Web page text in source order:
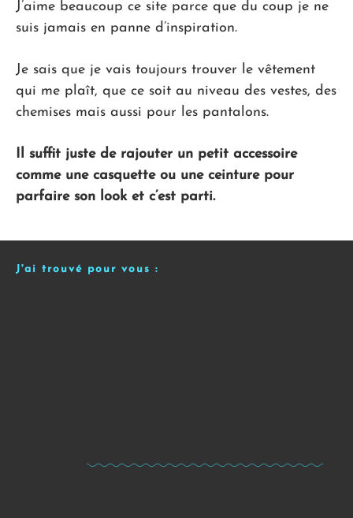
J’aime beaucoup ce site parce que du coup je ne
suis jamais en panne d’inspiration.
Je sais que je vais toujours trouver le vêtement
qui me plaît, que ce soit au niveau des vestes, des
chemises mais aussi pour les pantalons.
Il suffit juste de rajouter un petit accessoire
comme une casquette ou une ceinture pour
parfaire son look et c’est parti.
J'ai trouvé pour vous :